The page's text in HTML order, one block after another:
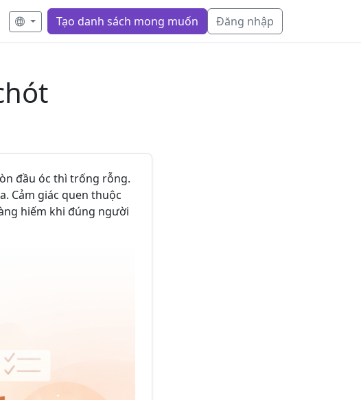
Tạo danh sách mong muốn Đăng nhập
đầu óc thì trống rỗng.
Cảm giác quen thuộc
hiếm khi đúng người